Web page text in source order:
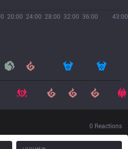
20:00 24:00 28:00 32:00 36:00 43:00
0 Reactions